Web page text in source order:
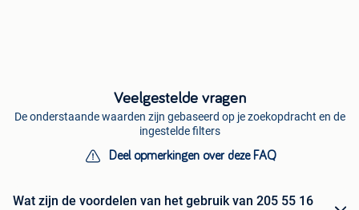
Veelgestelde vragen
De onderstaande waarden zijn gebaseerd op je zoekopdracht en de
ingestelde filters
Deel opmerkingen over deze FAQ
Wat zijn de voordelen van het gebruik van 205 55 16